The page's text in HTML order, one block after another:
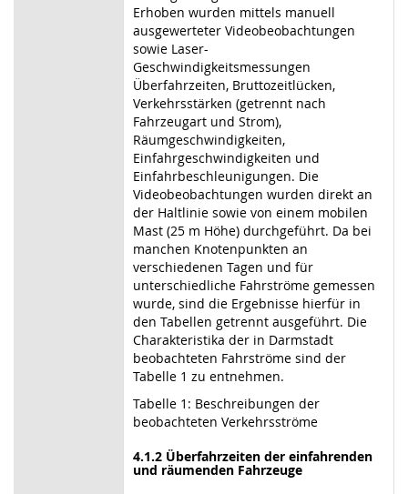
Erhoben wurden mittels manuell
ausgewerteter Videobeobachtungen
sowie Laser-
Geschwindigkeitsmessungen
Überfahrzeiten, Bruttozeitlücken,
Verkehrsstärken (getrennt nach
Fahrzeugart und Strom),
Räumgeschwindigkeiten,
Einfahrgeschwindigkeiten und
Einfahrbeschleunigungen. Die
Videobeobachtungen wurden direkt an
der Haltlinie sowie von einem mobilen
Mast (25 m Höhe) durchgeführt. Da bei
manchen Knotenpunkten an
verschiedenen Tagen und für
unterschiedliche Fahrströme gemessen
wurde, sind die Ergebnisse hierfür in
den Tabellen getrennt ausgeführt. Die
Charakteristika der in Darmstadt
beobachteten Fahrströme sind der
Tabelle 1 zu entnehmen.
Tabelle 1: Beschreibungen der
beobachteten Verkehrsströme
4.1.2 Überfahrzeiten der einfahrenden
und räumenden Fahrzeuge